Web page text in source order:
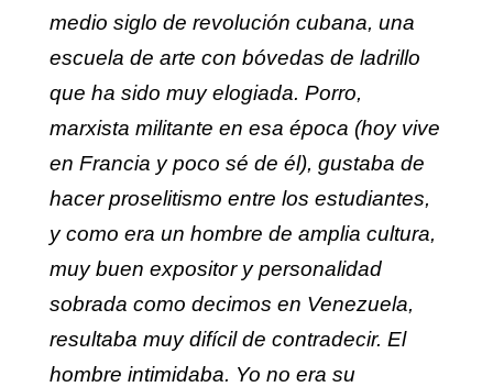
medio siglo de revolución cubana, una
escuela de arte con bóvedas de ladrillo
que ha sido muy elogiada. Porro,
marxista militante en esa época (hoy vive
en Francia y poco sé de él), gustaba de
hacer proselitismo entre los estudiantes,
y como era un hombre de amplia cultura,
muy buen expositor y personalidad
sobrada como decimos en Venezuela,
resultaba muy difícil de contradecir. El
hombre intimidaba. Yo no era su